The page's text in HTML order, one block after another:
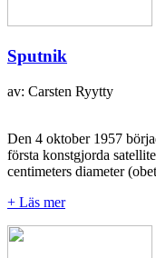
Sputnik
av: Carsten Ryytty
Den 4 oktober 1957
första konstgjorda
centimeters diameter
+ Läs mer